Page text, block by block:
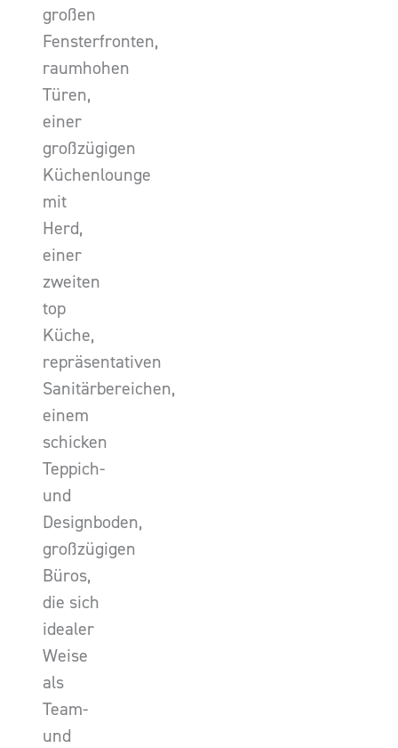
großen
Fensterfronten,
raumhohen
Türen,
einer
großzügigen
Küchenlounge
mit
Herd,
einer
zweiten
top
Küche,
repräsentativen
Sanitärbereichen,
einem
schicken
Teppich-
und
Designboden,
großzügigen
Büros,
die sich
idealer
Weise
als
Team-
und